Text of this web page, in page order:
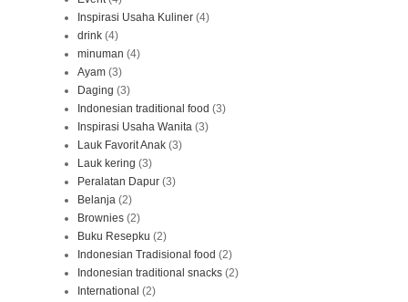
Inspirasi Usaha Kuliner (4)
drink (4)
minuman (4)
Ayam (3)
Daging (3)
Indonesian traditional food (3)
Inspirasi Usaha Wanita (3)
Lauk Favorit Anak (3)
Lauk kering (3)
Peralatan Dapur (3)
Belanja (2)
Brownies (2)
Buku Resepku (2)
Indonesian Tradisional food (2)
Indonesian traditional snacks (2)
International (2)